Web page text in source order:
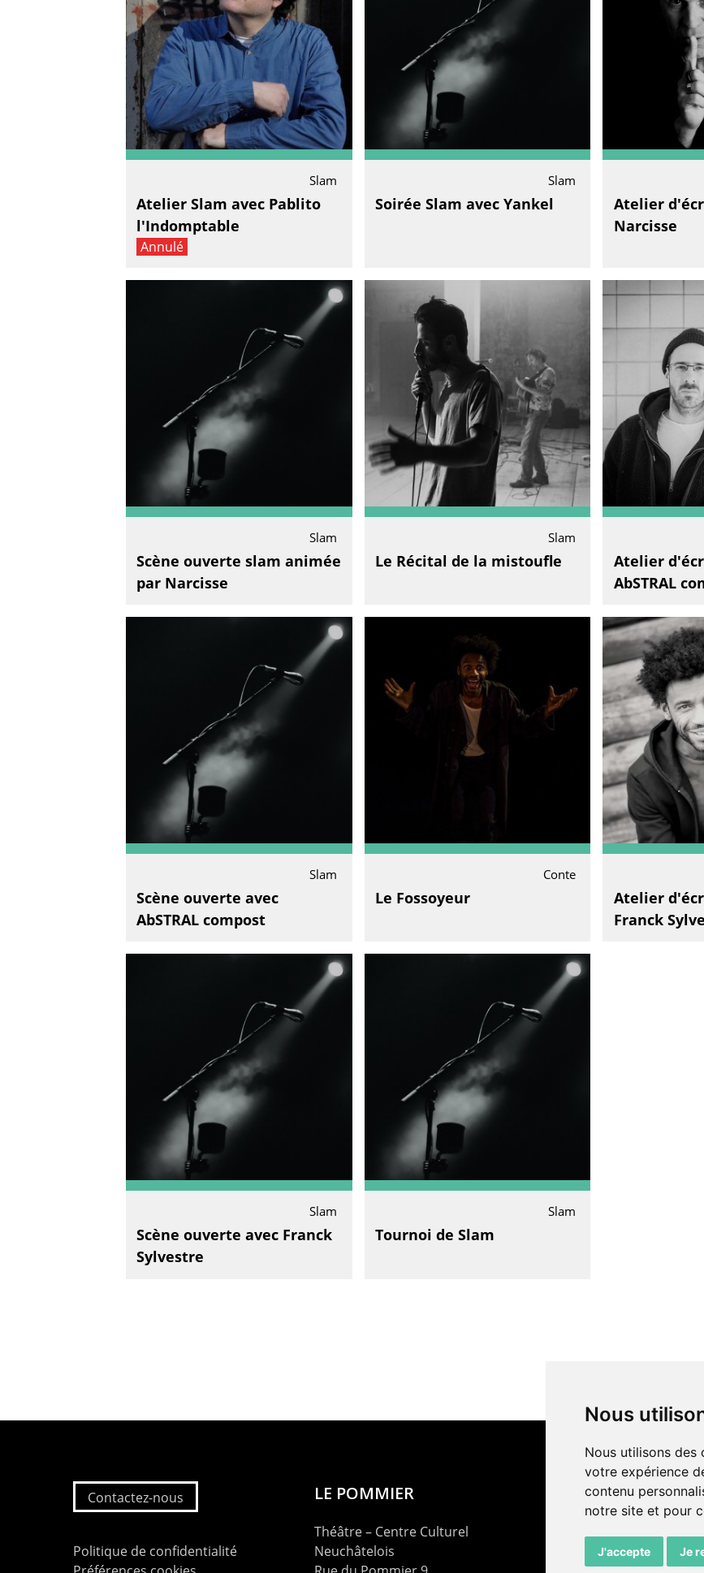
Nous
Nous utilisons
votre expérience
contenu
notre site et pour
J'accepte Je
Slam
Atelier Slam avec Pablito
l'Indomptable
Annulé
Slam
Soirée Slam avec Yankel
Atelier
Narcisse
Slam
Scène ouverte slam animée
par Narcisse
Slam
Le Récital de la mistoufle
Atelier
AbSTRAL
Slam
Scène ouverte avec
AbSTRAL compost
Conte
Le Fossoyeur
Atelier
Franck
Slam
Scène ouverte avec Franck
Sylvestre
Slam
Tournoi de Slam
Contactez-nous
Politique de confidentialité
LE POMMIER
Théâtre – Centre Culturel
Neuchâtelois